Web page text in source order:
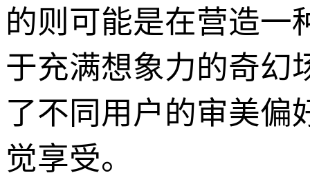
的则可能是在营造一
于充满想象力的奇幻
了不同用户的审美偏
觉享受。